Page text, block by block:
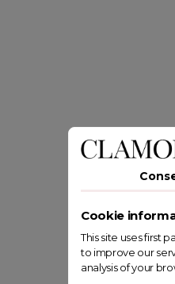
Cookie
This site uses first
to improve our
analysis of your